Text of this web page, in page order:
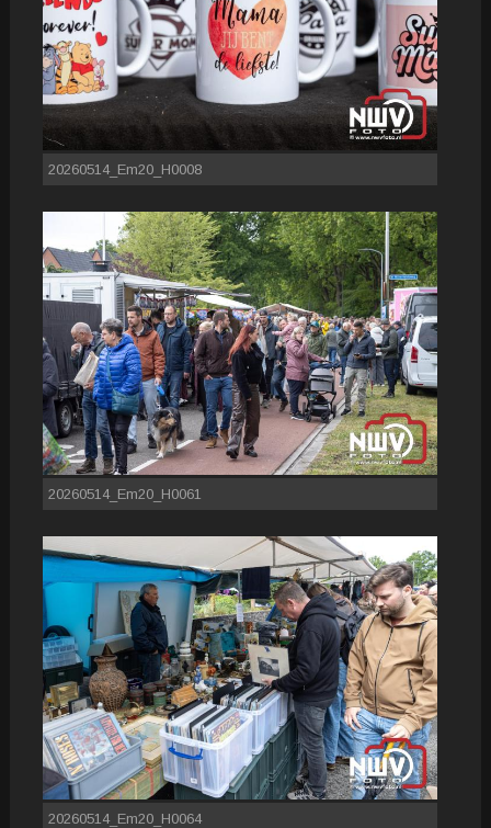
20260514_Em20_H0008
20260514_Em20_H0061
20260514_Em20_H0064